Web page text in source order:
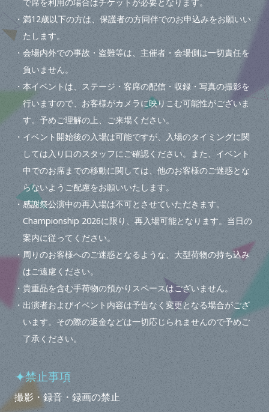
・満12歳以下の方は、保護者の方同伴でのお申込みをお願いい
たします。
・会場内外での事故・盗難等は、主催者・会場側は一切責任を
負いません。
・本イベントは、ステージ・客席の配信・収録・写真の撮影を
行いますので、お客様がカメラに映りこむ可能性がございま
す。予めご理解の上、ご来場ください。
・イベント開始後の入場は可能ですが、入場のタイミングに関
しては入り口のスタッフにご確認ください。また、イベント
中でのお席までの移動に関しては、他のお客様のご迷惑とな
らないようご配慮をお願いいたします。
・感謝祭公演中の再入場は不可とさせていただきます。
Championship 2026に限り、再入場可能となります。当日の
案内に従ってください。
・周りのお客様へのご迷惑となるような、大型荷物の持ち込み
はご遠慮ください。
・貴重品を含む手荷物の預かりスペースはございません。
・出演者およびイベント内容は予告なく変更となる場合がござ
います。その際の返金などは一切応じられませんので予めご
了承ください。
禁止事項
撮影・録音・録画の禁止